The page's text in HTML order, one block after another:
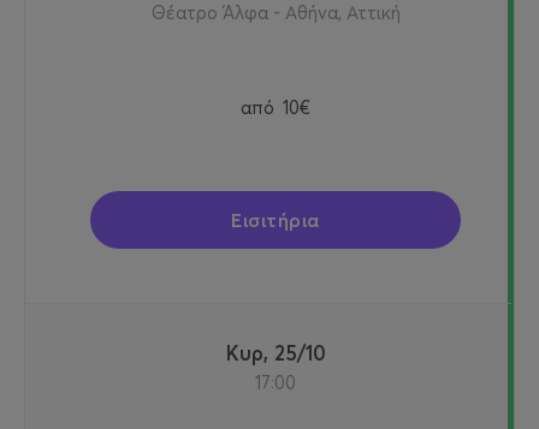
Θέατρο Άλφα - Αθήνα, Αττική
από 10€
Εισιτήρια
Κυρ, 25/10
17:00